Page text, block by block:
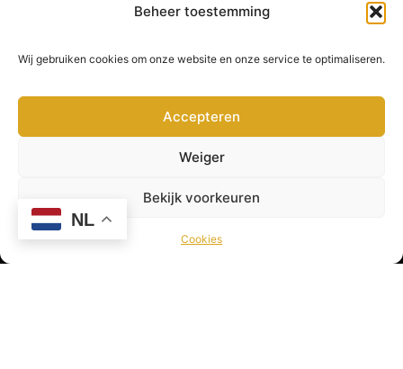
Beheer toestemming
Wij gebruiken cookies om onze website en onze service te optimaliseren.
Accepteren
Weiger
Bekijk voorkeuren
Cookies
dagelijks het laatste nieuws uit de Viswereld!
© 2026 Viswereld door VirtualBiz
NL